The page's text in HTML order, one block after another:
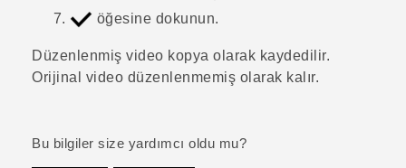
öğesine dokunun.
Düzenlenmiş video kopya olarak kaydedilir.
Orijinal video düzenlenmemiş olarak kalır.
Bu bilgiler size yardımcı oldu mu?